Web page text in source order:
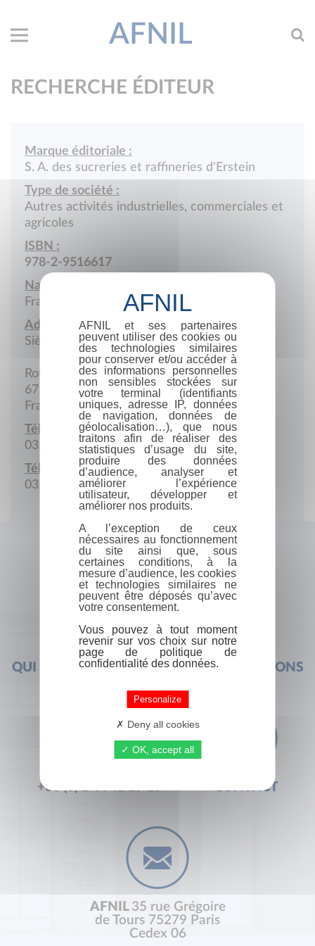
AFNIL
RECHERCHE ÉDITEUR
Marque éditoriale :
S. A. des sucreries et raffineries d'Erstein
Type de société :
Autres activités industrielles, commerciales et
agricoles
ISBN :
978-2-9516617
Nationalité :
France
Adresse :
Siège social
Route du Rhin
67150 Erstein
France
Téléphone :
03.88.59.61.61
Télécopie :
03.88.59.61.70
QUI SOMMES-NOUS ? FOIRE AUX QUESTIONS
+33 (0) 1 44 41 29 19 CONTACT
AFNIL 35 rue Grégoire
de Tours 75279 Paris
Cedex 06
AFNIL et ses partenaires
peuvent utiliser des cookies ou
des technologies similaires
pour conserver et/ou accéder à
des informations personnelles
non sensibles stockées sur
votre terminal (identifiants
uniques, adresse IP, données
de navigation, données de
géolocalisation…), que nous
traitons afin de réaliser des
statistiques d’usage du site,
produire des données
d’audience, analyser et
améliorer l’expérience
utilisateur, développer et
améliorer nos produits.
A l’exception de ceux
nécessaires au fonctionnement
du site ainsi que, sous
certaines conditions, à la
mesure d’audience, les cookies
et technologies similaires ne
peuvent être déposés qu’avec
votre consentement.
Vous pouvez à tout moment
revenir sur vos choix sur notre
page de politique de
confidentialité des données.
Personalize
Deny all cookies
OK, accept all